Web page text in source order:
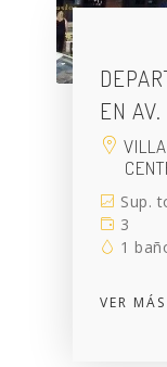
EN
Sup.
3
1
VER MÁS